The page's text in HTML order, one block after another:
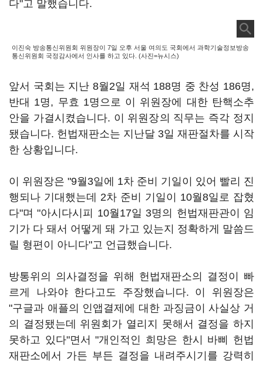
다"고 말했습니다.
이진숙 방송통신위원회 위원장이 7일 오후 서울 여의도 국회에서 과학기술정보방송
통신위원회 국정감사에서 인사를 하고 있다. (사진=뉴시스)
앞서 국회는 지난 8월2일 재석 188명 중 찬성 186명,
반대 1명, 무효 1명으로 이 위원장에 대한 탄핵소추
안을 가결시켰습니다. 이 위원장의 직무는 즉각 정지
됐습니다. 헌법재판소는 지난달 3일 재판절차를 시작
한 상황입니다.
이 위원장은 "9월3일에 1차 준비 기일이 있어 빨리 진
행되나 기대했는데 2차 준비 기일이 10월8일로 잡혔
다"며 "아시다시피 10월17일 3명의 헌법재판관이 임
기가 다 돼서 어떻게 돼 가고 있는지 정확하게 말씀드
릴 형편이 아니다"고 언급했습니다.
방통위의 의사결정을 위해 헌법재판소의 결정이 빠
르게 나와야 한다고도 주장했습니다. 이 위원장은
"구글과 애플의 인앱결제에 대한 과징금이 사실상 거
의 결정됐는데 위원회가 열리지 못해서 결정을 하지
못하고 있다"면서 "개인적인 희망은 한시 바삐 헌법
재판소에서 가든 부든 결정을 내려주시기를 강력히